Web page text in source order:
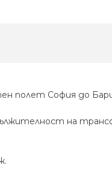
полет София до
на